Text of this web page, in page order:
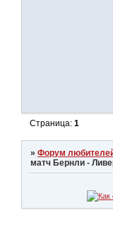
Страница:1
»Форум
матч Бернли -